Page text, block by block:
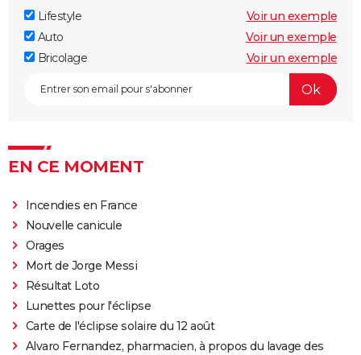
Lifestyle
Voir un exemple
Auto
Voir un exemple
Bricolage
Voir un exemple
EN CE MOMENT
Incendies en France
Nouvelle canicule
Orages
Mort de Jorge Messi
Résultat Loto
Lunettes pour l'éclipse
Carte de l'éclipse solaire du 12 août
Alvaro Fernandez, pharmacien, à propos du lavage des